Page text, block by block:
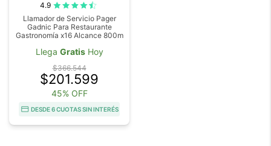
4.9
Llamador de Servicio Pager
Gadnic Para Restaurante
Gastronomía x16 Alcance 800m
Llega GratisHoy
$366.544
$201.599
45% OFF
DESDE 6 CUOTAS SIN INTERÉS